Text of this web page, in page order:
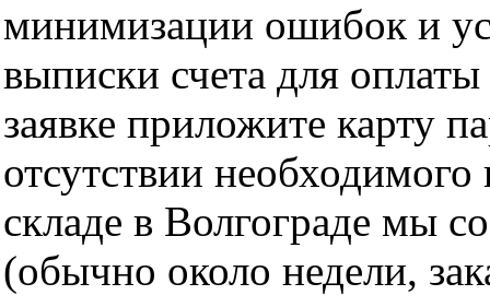
минимизации ошибок и
выписки счета для
заявке приложите карту
отсутствии
складе в Волгограде мы
(обычно около недели,